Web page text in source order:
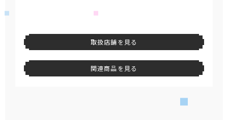
取扱店舗を見る
関連商品を見る